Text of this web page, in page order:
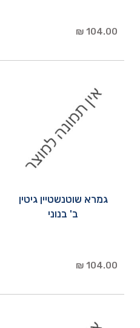
104.00 ₪
גמרא שוטנשטיין גיטין
ב' בנוני
104.00 ₪